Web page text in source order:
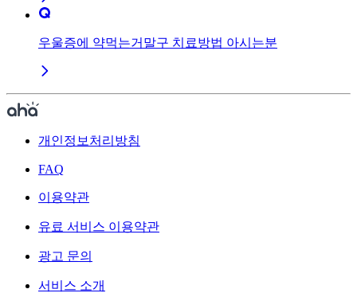
우울증에 약먹는거말구 치료방법 아시는분
개인정보처리방침
FAQ
이용약관
유료 서비스 이용약관
광고 문의
서비스 소개